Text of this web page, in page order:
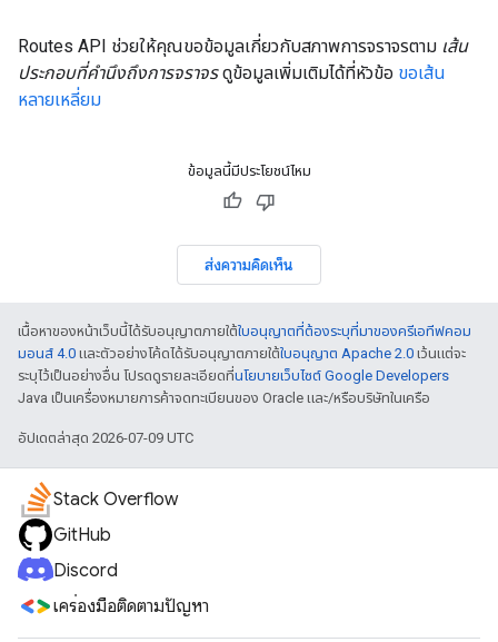
Routes API ช่วยให้คุณขอข้อมูลเกี่ยวกับสภาพการจราจรตาม เส้น
ประกอบที่คำนึงถึงการจราจรดูข้อมูลเพิ่มเติมได้ที่หัวข้อ ขอเส้น
หลายเหลี่ยม
ข้อมูลนี้มีประโยชน์ไหม
ส่งความคิดเห็น
เนื้อหาของหน้าเว็บนี้ได้รับอนุญาตภายใต้ใบอนุญาตที่ต้องระบุที่มาของครีเอทีฟคอม
มอนส์ 4.0 และตัวอย่างโค้ดได้รับอนุญาตภายใต้ใบอนุญาต Apache 2.0 เว้นแต่จะ
ระบุไว้เป็นอย่างอื่น โปรดดูรายละเอียดที่นโยบายเว็บไซต์ Google Developers
Java เป็นเครื่องหมายการค้าจดทะเบียนของ Oracle และ/หรือบริษัทในเครือ
อัปเดตล่าสุด 2026-07-09 UTC
Stack Overflow
GitHub
Discord
เครื่องมือติดตามปัญหา